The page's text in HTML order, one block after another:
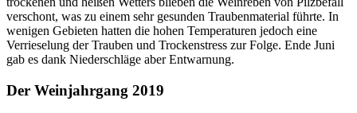
verschont, was zu einem sehr gesunden Traubenmaterial führte. In
wenigen Gebieten hatten die hohen Temperaturen jedoch eine
Verrieselung der Trauben und Trockenstress zur Folge. Ende Juni
gab es dank Niederschläge aber Entwarnung.
Der Weinjahrgang 2019